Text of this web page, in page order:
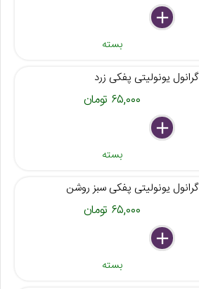
delete
remove
add
بسته
گرانول یونولیتی پفکی زرد
۶۵,۰۰۰ تومان
delete
remove
add
بسته
گرانول یونولیتی پفکی سبز روشن
۶۵,۰۰۰ تومان
delete
remove
add
بسته